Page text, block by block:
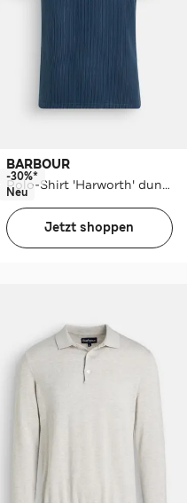
BARBOUR
Polo-Shirt 'Harworth' dunkelblau
-30%*
Neu
Jetzt shoppen